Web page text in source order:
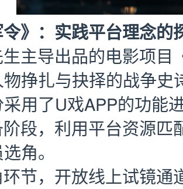
令》：实践平台理念的
主导出品的电影项目
挣扎与抉择的战争史
用了U戏APP的功能
段，利用平台资源匹
角。
节，开放线上试镜通